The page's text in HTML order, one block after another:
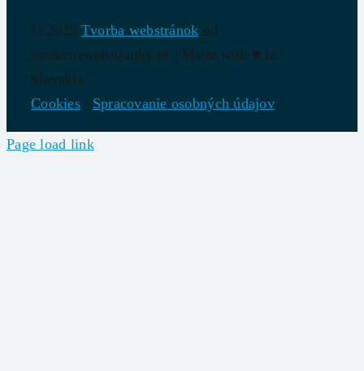
© 2025 Tvorba webstránok od
modernewebstranky.sk | Made with ♥ in
Slovakia
Cookies | Spracovanie osobných údajov
Page load link